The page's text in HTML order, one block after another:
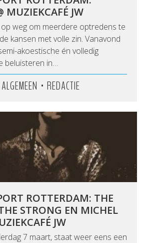
MUZIEKCAFÉ JW
weg om meerdere optredens te
kansen met volle zin. Vanavond
akoestische én volledig
beluisteren in…
ALGEMEEN • REDACTIE
ROTTERDAM: THE
STRONG EN MICHEL
JW
7 maart, staat weer eens een